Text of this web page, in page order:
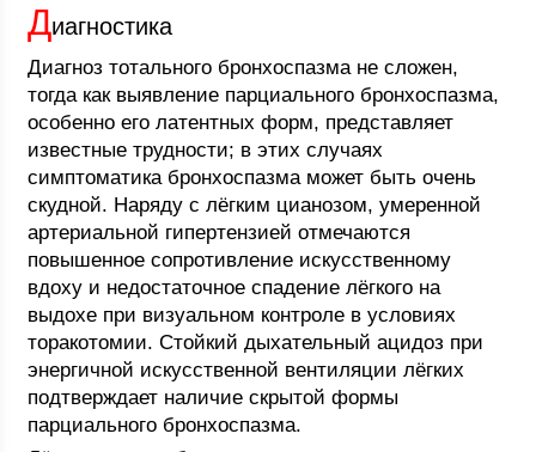
Диагностика
Диагноз тотального бронхоспазма не сложен,
тогда как выявление парциального бронхоспазма,
особенно его латентных форм, представляет
известные трудности; в этих случаях
симптоматика бронхоспазма может быть очень
скудной. Наряду с лёгким цианозом, умеренной
артериальной гипертензией отмечаются
повышенное сопротивление искусственному
вдоху и недостаточное спадение лёгкого на
выдохе при визуальном контроле в условиях
торакотомии. Стойкий дыхательный ацидоз при
энергичной искусственной вентиляции лёгких
подтверждает наличие скрытой формы
парциального бронхоспазма.